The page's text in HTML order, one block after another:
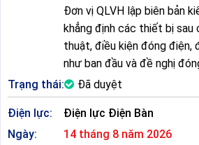
Đơn vị QLVH lập biên bản
khẳng định các thiết bị
thuật, điều kiện đóng điện,
như ban đầu và đề nghị
Trạng thái:
Đã duyệt
Điện lực:
Điện lực Điện Bàn
Ngày:
14 tháng 8 năm 2026